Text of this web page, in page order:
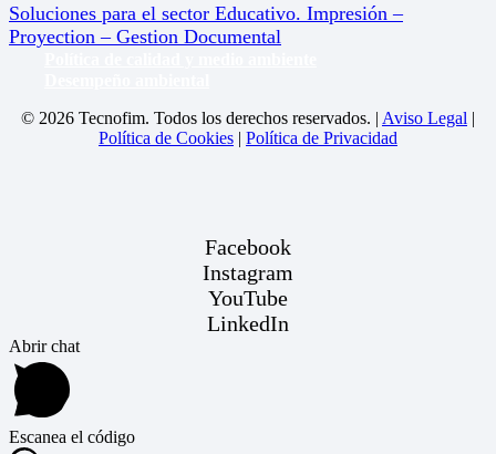
Soluciones para el sector Educativo. Impresión –
Proyection – Gestion Documental
© 2026 Tecnofim. Todos los derechos reservados. | Aviso Legal |
Política de Cookies | Política de Privacidad
Facebook
Instagram
YouTube
LinkedIn
Abrir chat
Escanea el código